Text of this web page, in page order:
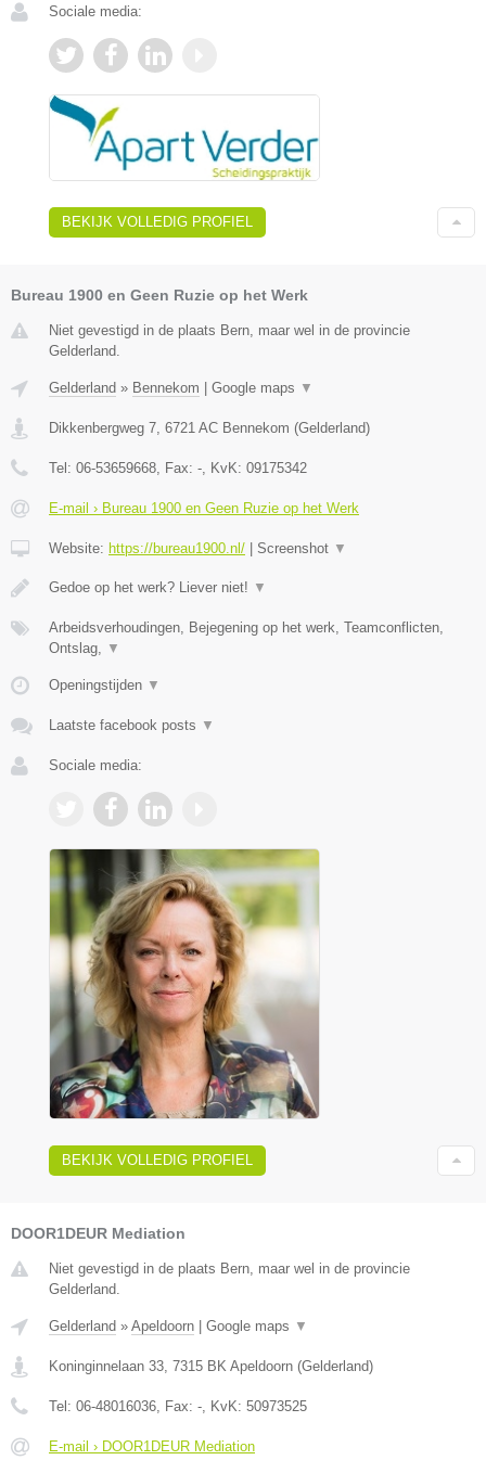
Sociale media:
BEKIJK VOLLEDIG PROFIEL
Bureau 1900 en Geen Ruzie op het Werk
Niet gevestigd in de plaats Bern, maar wel in de provincie
Gelderland.
Gelderland » Bennekom Google maps ▼
Dikkenbergweg 7 6721 AC Bennekom (Gelderland)
Tel: 06-53659668 , Fax: - , KvK: 09175342
E-mail › Bureau 1900 en Geen Ruzie op het Werk
Website: https://bureau1900.nl/ Screenshot ▼
Gedoe op het werk? Liever niet! ▼
Arbeidsverhoudingen, Bejegening op het werk, Teamconflicten,
Ontslag,
▼
Openingstijden ▼
Laatste facebook posts ▼
Sociale media:
BEKIJK VOLLEDIG PROFIEL
DOOR1DEUR Mediation
Niet gevestigd in de plaats Bern, maar wel in de provincie
Gelderland.
Gelderland » Apeldoorn Google maps ▼
Koninginnelaan 33 7315 BK Apeldoorn (Gelderland)
Tel: 06-48016036 , Fax: - , KvK: 50973525
E-mail › DOOR1DEUR Mediation